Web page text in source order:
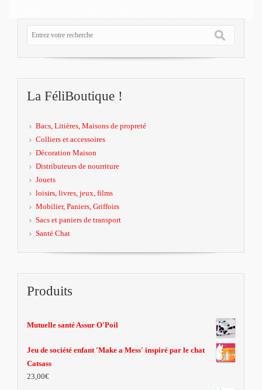
La FéliBoutique !
Bacs, Litières, Maisons de propreté
Colliers et accessoires
Décoration Maison
Distributeurs de nourriture
Jouets
loisirs, livres, jeux, films
Mobilier, Paniers, Griffoirs
Sacs et paniers de transport
Santé Chat
Produits
Mutuelle santé Assur O'Poil
Jeu de société enfant 'Make a Mess' inspiré par le chat
Catsass
23,00€